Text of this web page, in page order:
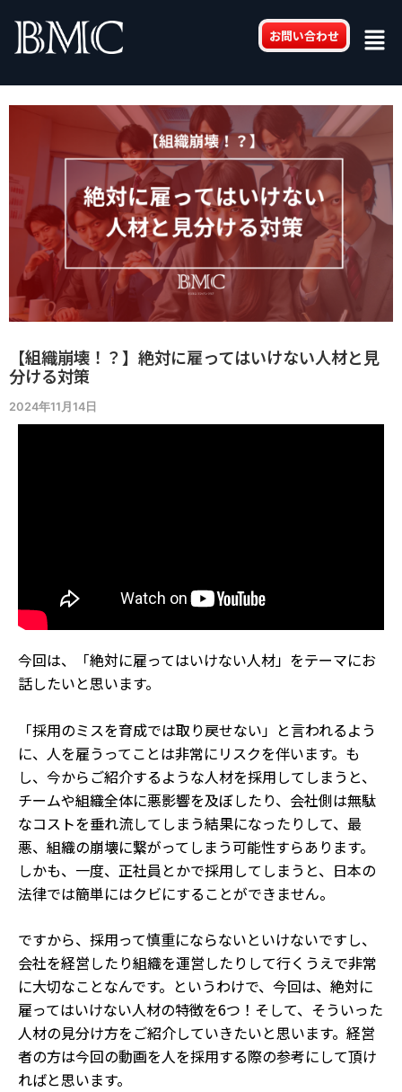
お問い合わせ
【組織崩壊！？】絶対に雇ってはいけない人材と見
分ける対策
2024年11月14日
今回は、「絶対に雇ってはいけない人材」をテーマにお
話したいと思います。
「採用のミスを育成では取り戻せない」と言われるよう
に、人を雇うってことは非常にリスクを伴います。も
し、今からご紹介するような人材を採用してしまうと、
チームや組織全体に悪影響を及ぼしたり、会社側は無駄
なコストを垂れ流してしまう結果になったりして、最
悪、組織の崩壊に繋がってしまう可能性すらあります。
しかも、一度、正社員とかで採用してしまうと、日本の
法律では簡単にはクビにすることができません。
ですから、採用って慎重にならないといけないですし、
会社を経営したり組織を運営したりして行くうえで非常
に大切なことなんです。というわけで、今回は、絶対に
雇ってはいけない人材の特徴を6つ！そして、そういった
人材の見分け方をご紹介していきたいと思います。経営
者の方は今回の動画を人を採用する際の参考にして頂け
ればと思います。
navigation